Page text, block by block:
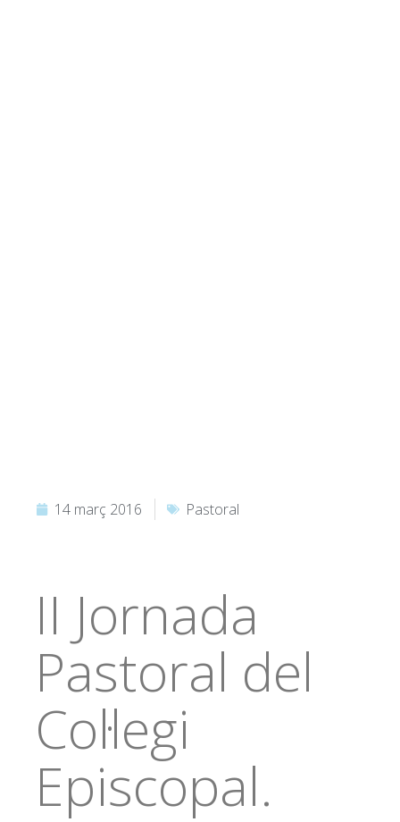
14 març 2016 Pastoral
II Jornada
Pastoral del
Col·legi
Episcopal.